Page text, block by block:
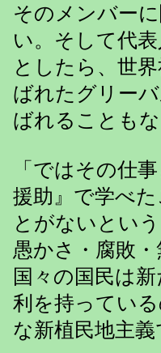
そのメンバー
い。そして代
としたら、世
ばれたグリー
ばれることもな
「ではその仕
援助』で学べ
とがないとい
愚かさ・腐敗
国々の国民は
利を持ってい
な新植民地主義